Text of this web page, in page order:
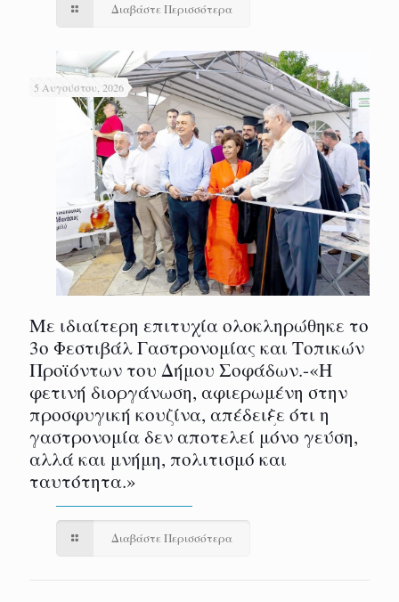
Διαβάστε Περισσότερα
5 Αυγούστου, 2026
Με ιδιαίτερη επιτυχία ολοκληρώθηκε το
3ο Φεστιβάλ Γαστρονομίας και Τοπικών
Προϊόντων του Δήμου Σοφάδων.-«Η
φετινή διοργάνωση, αφιερωμένη στην
προσφυγική κουζίνα, απέδειξε ότι η
γαστρονομία δεν αποτελεί μόνο γεύση,
αλλά και μνήμη, πολιτισμό και
ταυτότητα.»
Διαβάστε Περισσότερα